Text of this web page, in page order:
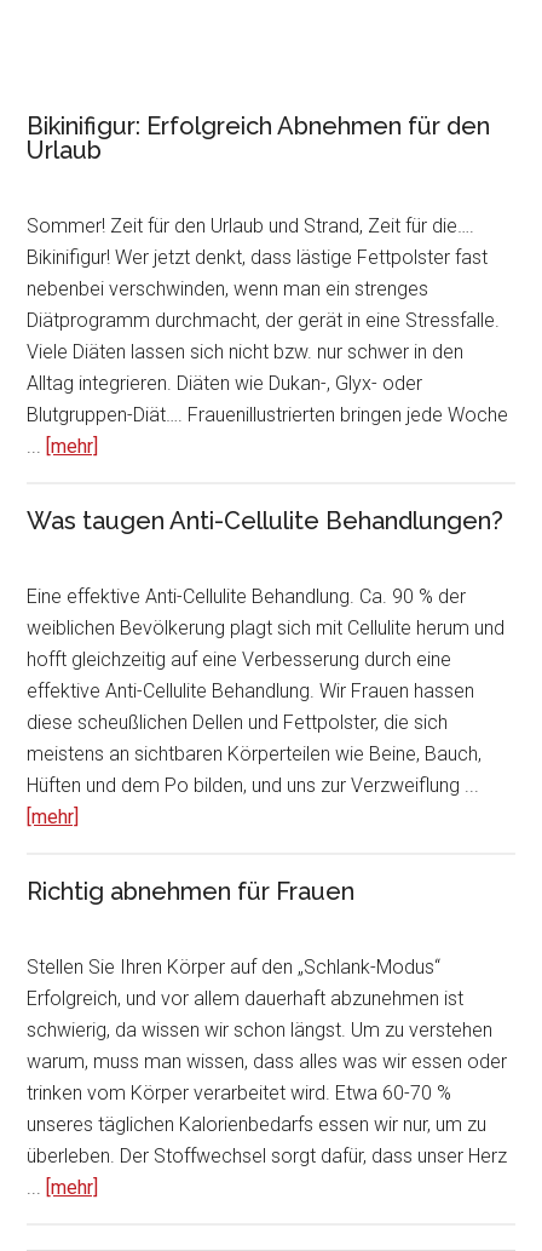
Bikinifigur: Erfolgreich Abnehmen für den
Urlaub
Sommer! Zeit für den Urlaub und Strand, Zeit für die….
Bikinifigur! Wer jetzt denkt, dass lästige Fettpolster fast
nebenbei verschwinden, wenn man ein strenges
Diätprogramm durchmacht, der gerät in eine Stressfalle.
Viele Diäten lassen sich nicht bzw. nur schwer in den
Alltag integrieren. Diäten wie Dukan-, Glyx- oder
Blutgruppen-Diät…. Frauenillustrierten bringen jede Woche
... [mehr]
Was taugen Anti-Cellulite Behandlungen?
Eine effektive Anti-Cellulite Behandlung. Ca. 90 % der
weiblichen Bevölkerung plagt sich mit Cellulite herum und
hofft gleichzeitig auf eine Verbesserung durch eine
effektive Anti-Cellulite Behandlung. Wir Frauen hassen
diese scheußlichen Dellen und Fettpolster, die sich
meistens an sichtbaren Körperteilen wie Beine, Bauch,
Hüften und dem Po bilden, und uns zur Verzweiflung ...
[mehr]
Richtig abnehmen für Frauen
Stellen Sie Ihren Körper auf den „Schlank-Modus“
Erfolgreich, und vor allem dauerhaft abzunehmen ist
schwierig, da wissen wir schon längst. Um zu verstehen
warum, muss man wissen, dass alles was wir essen oder
trinken vom Körper verarbeitet wird. Etwa 60-70 %
unseres täglichen Kalorienbedarfs essen wir nur, um zu
überleben. Der Stoffwechsel sorgt dafür, dass unser Herz
... [mehr]